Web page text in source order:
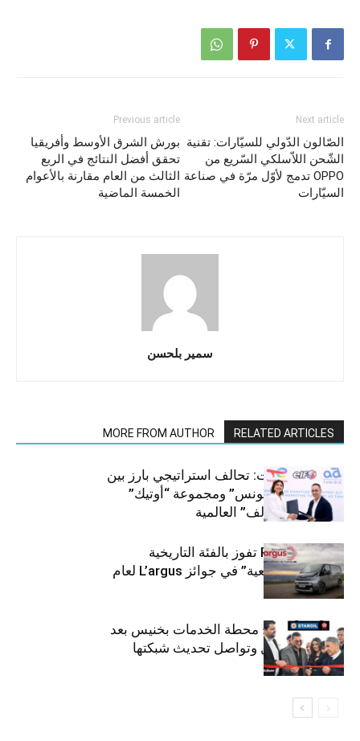
Previous article
بورش الشرق الأوسط وأفريقيا
تحقق أفضل النتائج في الربع
الثالث من العام مقارنة بالأعوام
الخمسة الماضية
Next article
الصّالون الدّولي للسيّارات: تقنية
الشّحن اللاّسلكي السّريع من
OPPO تدمج لأوّل مرّة في صناعة
السيّارات
سمير بلحسن
RELATED ARTICLES
MORE FROM AUTHOR
قطاع السيارات: تحالف استراتيجي بارز بين
“توتال إنرجيز تونس” ومجموعة “أوتيك”
لتوزيع زيوت “إلف” العالمية
كيا PV5 Cargo تفوز بالفئة التاريخية
“للمركبات النفعية” في جوائز L’argus لعام
2026
ستارأويل تفتتح محطة الخدمات بخنيس بعد
تجديدهابالكامل وتواصل تحديث شبكتها